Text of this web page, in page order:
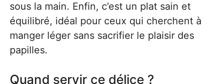
sous la main. Enfin, c’est un plat sain et
équilibré, idéal pour ceux qui cherchent à
manger léger sans sacrifier le plaisir des
papilles.
Quand servir ce délice ?